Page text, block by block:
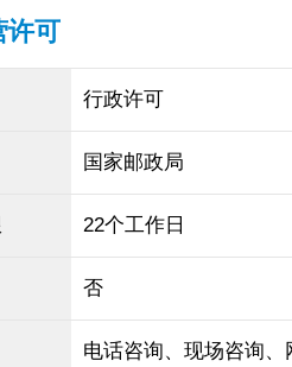
许可
行政许可
国家邮政局
22个工作日
否
电话咨询、现场咨询、